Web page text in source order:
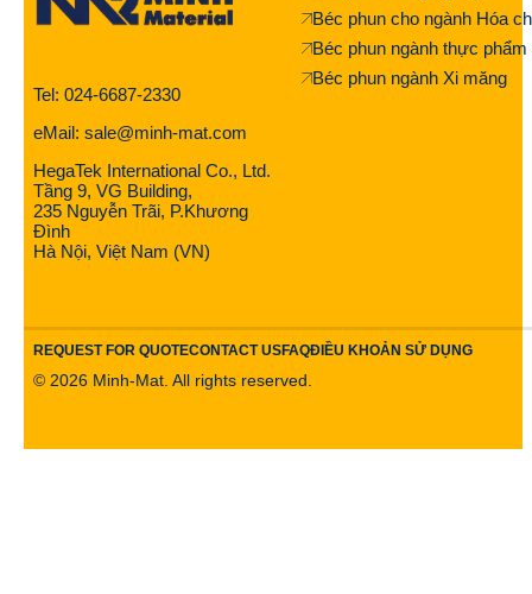
Tel: 024-6687-2330
eMail: sale@minh-mat.com
HegaTek International Co., Ltd.
Tầng 9, VG Building,
235 Nguyễn Trãi, P.Khương
Đình
Hà Nội, Việt Nam (VN)
Béc phun cho ngành Hóa
Béc phun ngành thực phẩm
Béc phun ngành Xi măng
REQUEST FOR QUOTECONTACT USFAQĐIỀU KHOẢN SỬ DỤNG
© 2026 Minh-Mat. All rights reserved.